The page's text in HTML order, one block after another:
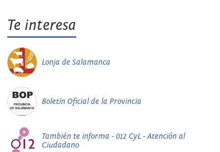
Te interesa
Lonja de Salamanca
Boletín Oficial de la Provincia
También te informa - 012 CyL - Atención al
Ciudadano